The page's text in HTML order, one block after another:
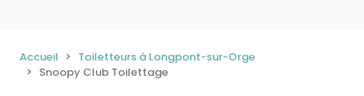
Accueil
Toiletteurs à Longpont-sur-Orge
Snoopy Club Toilettage